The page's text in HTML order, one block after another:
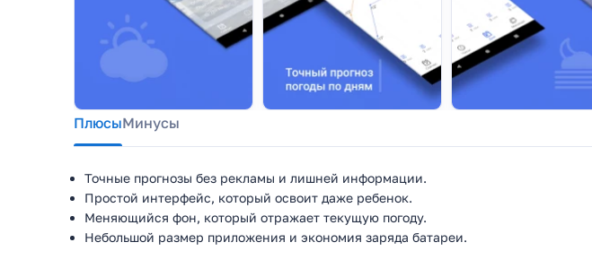
ПлюсыМинусы
Точные прогнозы без рекламы и лишней информации.
Простой интерфейс, который освоит даже ребенок.
Меняющийся фон, который отражает текущую погоду.
Небольшой размер приложения и экономия заряда батареи.